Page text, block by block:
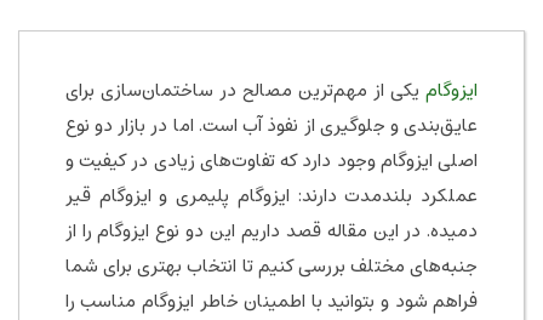
ایزوگامیکی از مهم‌ترین مصالح در ساختمان‌سازی برای
عایق‌بندی و جلوگیری از نفوذ آب است. اما در بازار دو نوع
اصلی ایزوگام وجود دارد که تفاوت‌های زیادی در کیفیت و
عملکرد بلندمدت دارند: ایزوگام پلیمری و ایزوگام قیر
دمیده. در این مقاله قصد داریم این دو نوع ایزوگام را از
جنبه‌های مختلف بررسی کنیم تا انتخاب بهتری برای شما
فراهم شود و بتوانید با اطمینان خاطر ایزوگام مناسب را